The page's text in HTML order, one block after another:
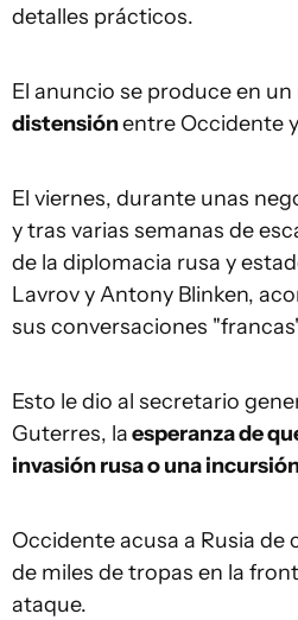
detalles prácticos.
El anuncio se produce en
distensiónentre Occidente
El viernes, durante unas
y tras varias semanas de
de la diplomacia rusa y
Lavrov y Antony Blinken,
sus conversaciones
Esto le dio al secretario
Guterres, laesperanza de
invasión rusa o una
Occidente acusa a Rusia de
de miles de tropas en la
ataque.